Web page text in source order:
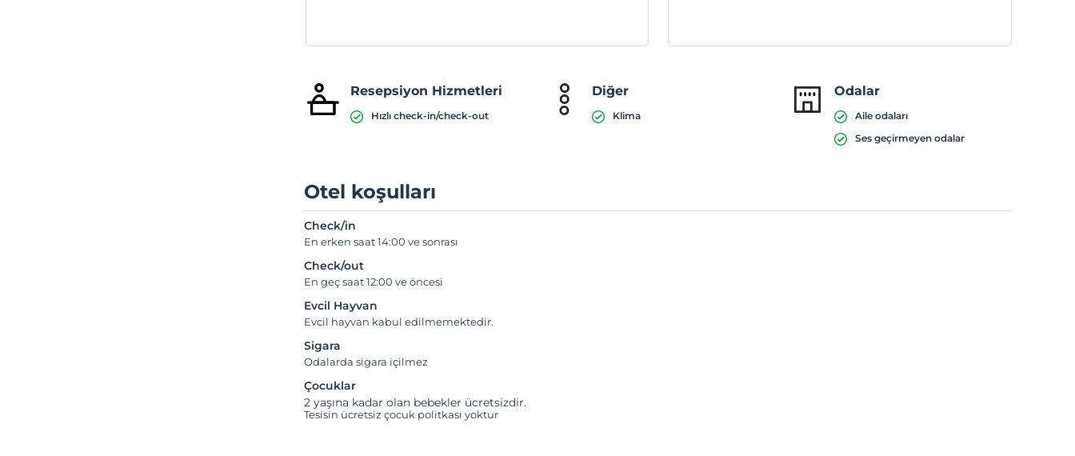
Resepsiyon Hizmetleri
Hızlı check-in/check-out
Diğer
Klima
Odalar
Aile odaları
Ses geçirmeyen odalar
Otel koşulları
Check/in
En erken saat 14:00 ve sonrası
Check/out
En geç saat 12:00 ve öncesi
Evcil Hayvan
Evcil hayvan kabul edilmemektedir.
Sigara
Odalarda sigara içilmez
Çocuklar
2 yaşına kadar olan bebekler ücretsizdir.
Tesisin ücretsiz çocuk politkası yoktur